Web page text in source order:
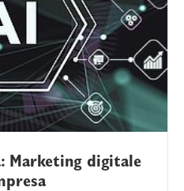
Marketing digitale